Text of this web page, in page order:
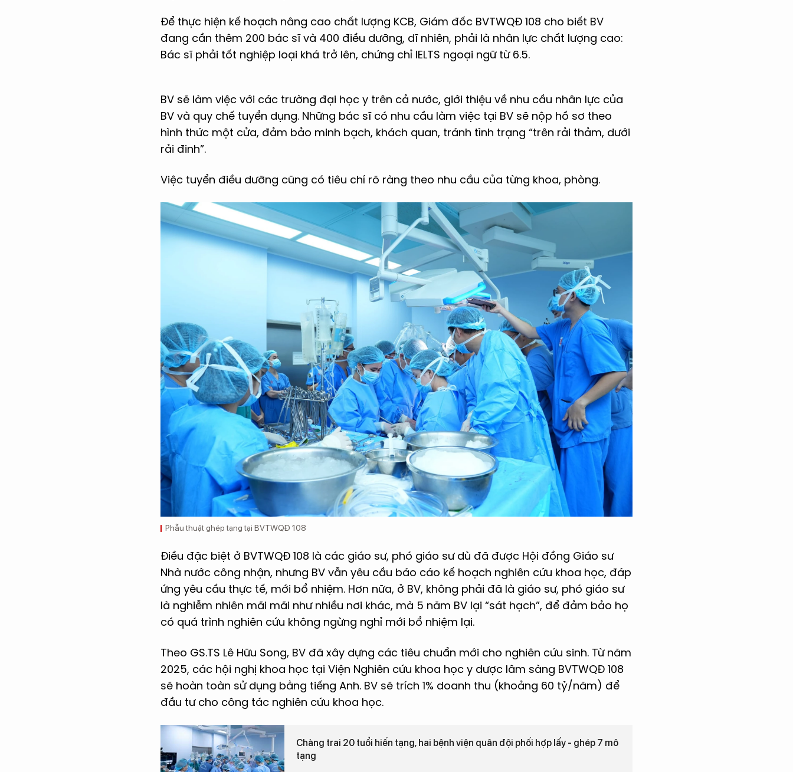
Để thực hiện kế hoạch nâng cao chất lượng KCB, Giám đốc BVTWQĐ 108 cho biết BV
đang cần thêm 200 bác sĩ và 400 điều dưỡng, dĩ nhiên, phải là nhân lực chất lượng cao:
Bác sĩ phải tốt nghiệp loại khá trở lên, chứng chỉ IELTS ngoại ngữ từ 6.5.
BV sẽ làm việc với các trường đại học y trên cả nước, giới thiệu về nhu cầu nhân lực của
BV và quy chế tuyển dụng. Những bác sĩ có nhu cầu làm việc tại BV sẽ nộp hồ sơ theo
hình thức một cửa, đảm bảo minh bạch, khách quan, tránh tình trạng “trên rải thảm, dưới
rải đinh”.
Việc tuyển điều dưỡng cũng có tiêu chí rõ ràng theo nhu cầu của từng khoa, phòng.
Phẫu thuật ghép tạng tại BVTWQĐ 108
Điều đặc biệt ở BVTWQĐ 108 là các giáo sư, phó giáo sư dù đã được Hội đồng Giáo sư
Nhà nước công nhận, nhưng BV vẫn yêu cầu báo cáo kế hoạch nghiên cứu khoa học, đáp
ứng yêu cầu thực tế, mới bổ nhiệm. Hơn nữa, ở BV, không phải đã là giáo sư, phó giáo sư
là nghiễm nhiên mãi mãi như nhiều nơi khác, mà 5 năm BV lại “sát hạch”, để đảm bảo họ
có quá trình nghiên cứu không ngừng nghỉ mới bổ nhiệm lại.
Theo GS.TS Lê Hữu Song, BV đã xây dựng các tiêu chuẩn mới cho nghiên cứu sinh. Từ năm
2025, các hội nghị khoa học tại Viện Nghiên cứu khoa học y dược lâm sàng BVTWQĐ 108
sẽ hoàn toàn sử dụng bằng tiếng Anh. BV sẽ trích 1% doanh thu (khoảng 60 tỷ/năm) để
đầu tư cho công tác nghiên cứu khoa học.
Chàng trai 20 tuổi hiến tạng, hai bệnh viện quân đội phối hợp lấy - ghép 7 mô
tạng